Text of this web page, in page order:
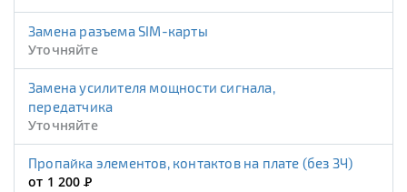
Замена разъема SIM-карты
Уточняйте
Замена усилителя мощности сигнала,
передатчика
Уточняйте
Пропайка элементов, контактов на плате (без ЗЧ)
от 1 200Р